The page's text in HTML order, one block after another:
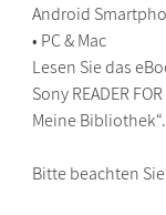
Android
• PC & Mac
Lesen Sie das
Sony READER
Meine Bibliothek“.
Bitte beachten